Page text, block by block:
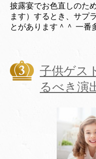
披露宴でお色直しのた
ます）するとき、サプ
とがあります＾＾ 一番
子供ゲス
るべき演